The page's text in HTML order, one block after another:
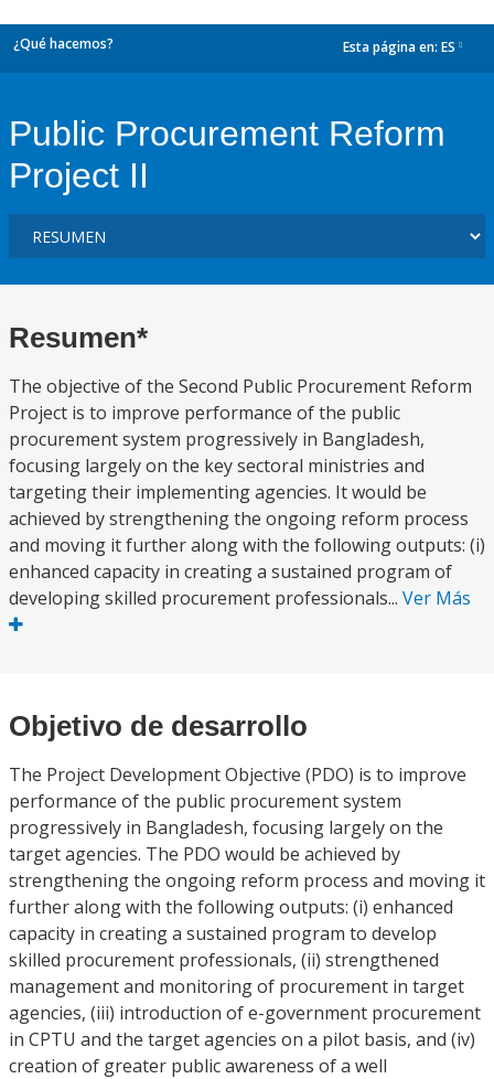
¿Qué hacemos? Esta página en: ES
Public Procurement Reform
Project II
Resumen*
The objective of the Second Public Procurement Reform
Project is to improve performance of the public
procurement system progressively in Bangladesh,
focusing largely on the key sectoral ministries and
targeting their implementing agencies. It would be
achieved by strengthening the ongoing reform process
and moving it further along with the following outputs: (i)
enhanced capacity in creating a sustained program of
developing skilled procurement professionals... Ver Más
Objetivo de desarrollo
The Project Development Objective (PDO) is to improve
performance of the public procurement system
progressively in Bangladesh, focusing largely on the
target agencies. The PDO would be achieved by
strengthening the ongoing reform process and moving it
further along with the following outputs: (i) enhanced
capacity in creating a sustained program to develop
skilled procurement professionals, (ii) strengthened
management and monitoring of procurement in target
agencies, (iii) introduction of e-government procurement
in CPTU and the target agencies on a pilot basis, and (iv)
creation of greater public awareness of a well